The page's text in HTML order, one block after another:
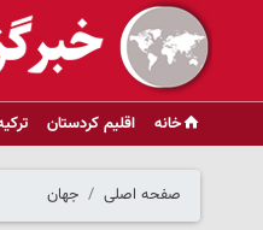
خانه اقلیم کردستان
صفحه اصلی جهان